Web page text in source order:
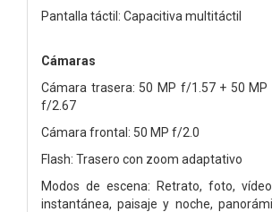
Pantalla táctil: Capacitiva multitáctil
Cámaras
Cámara trasera: 50 MP f/1.57 + 50
f/2.67
Cámara frontal: 50 MP f/2.0
Flash: Trasero con zoom adaptativo
Modos de escena: Retrato, foto,
instantánea, paisaje y noche,